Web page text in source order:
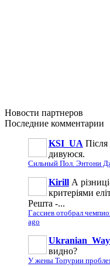
Новости партнеров
Последние комментарии
KSI_UA
дивуюся.
Сильный Пол. Энтони
Kirill А
критеріями
Решта -...
Гассиев отобрал
ago
Ukranian_Way
видно?
У жены Топурии